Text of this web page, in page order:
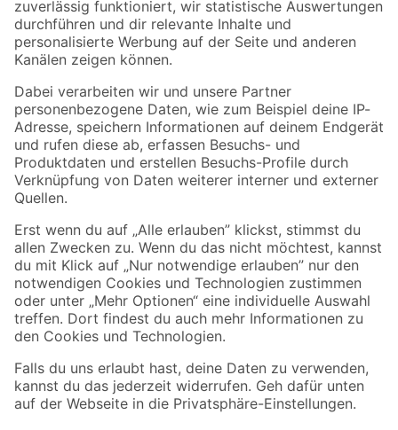
Zur Newsletter Anmeldung
Folge uns
Zahlungsarten Versandarten
Sicher einkaufen
Jetzt die toom-App herunterladen
Alle Preisangaben in EUR inkl. gesetzl. MwSt.. Die dargestellten Angebote sind unter
Umständen nicht in allen Märkten verfügbar. Die angegebenen Verfügbarkeiten beziehen